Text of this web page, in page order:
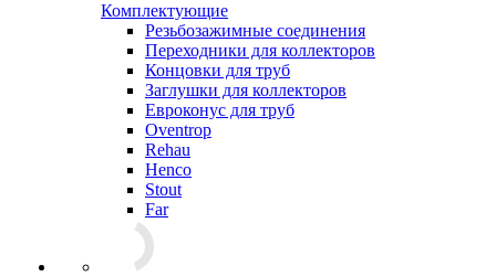
Комплектующие
Резьбозажимные соединения
Переходники для коллекторов
Концовки для труб
Заглушки для коллекторов
Евроконус для труб
Oventrop
Rehau
Henco
Stout
Far